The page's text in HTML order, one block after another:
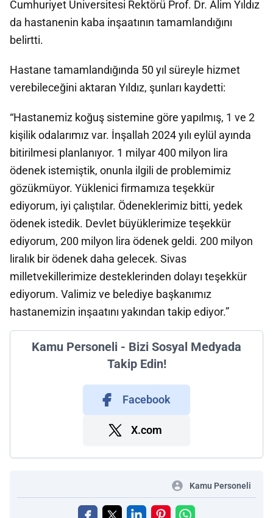
Cumhuriyet Üniversitesi Rektörü Prof. Dr. Alim Yıldız
da hastanenin kaba inşaatının tamamlandığını
belirtti.
Hastane tamamlandığında 50 yıl süreyle hizmet
verebileceğini aktaran Yıldız, şunları kaydetti:
“Hastanemiz koğuş sistemine göre yapılmış, 1 ve 2
kişilik odalarımız var. İnşallah 2024 yılı eylül ayında
bitirilmesi planlanıyor. 1 milyar 400 milyon lira
ödenek istemiştik, onunla ilgili de problemimiz
gözükmüyor. Yüklenici firmamıza teşekkür
ediyorum, iyi çalıştılar. Ödeneklerimiz bitti, yedek
ödenek istedik. Devlet büyüklerimize teşekkür
ediyorum, 200 milyon lira ödenek geldi. 200 milyon
liralık bir ödenek daha gelecek. Sivas
milletvekillerimize desteklerinden dolayı teşekkür
ediyorum. Valimiz ve belediye başkanımız
hastanemizin inşaatını yakından takip ediyor.”
Kamu Personeli - Bizi Sosyal Medyada
Takip Edin!
Facebook
X.com
Kamu Personeli